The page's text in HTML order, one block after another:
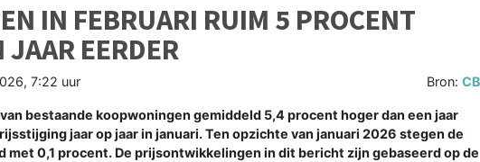
IN FEBRUARI RUIM 5 PROCENT
EERDER
7:22 uur Bron:
bestaande koopwoningen gemiddeld 5,4 procent hoger dan een jaar
jaar op jaar in januari. Ten opzichte van januari 2026 stegen de
met 0,1 procent. De prijsontwikkelingen in dit bericht zijn gebaseerd op de